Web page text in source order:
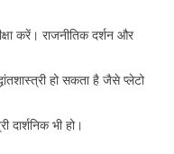
करें। राजनीतिक दर्शन और
हो सकता है जैसे प्लेटो
भी हो।